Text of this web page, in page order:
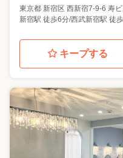
東京都 新宿区 西新宿7-9-6 寿
新宿駅 徒歩6分/西武新宿駅 徒
キープする